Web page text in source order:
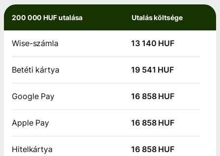
200 000 HUF utalása Utalás költsége
Wise-számla 13 140 HUF
Betéti kártya 19 541 HUF
Google Pay 16 858 HUF
Apple Pay 16 858 HUF
Hitelkártya 16 858 HUF